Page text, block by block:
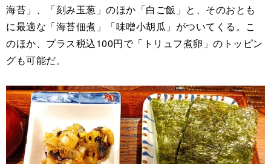
海苔」、「刻み玉葱」のほか「白ご飯」と、そのおとも
に最適な「海苔佃煮」「味噌小胡瓜」がついてくる。こ
のほか、プラス税込100円で「トリュフ煮卵」のトッピン
グも可能だ。